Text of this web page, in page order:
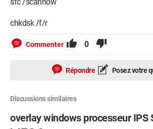
chkdsk /f/r
Commenter 0
Répondre Posez votre
Discussions similaires
overlay windows processeur IPS